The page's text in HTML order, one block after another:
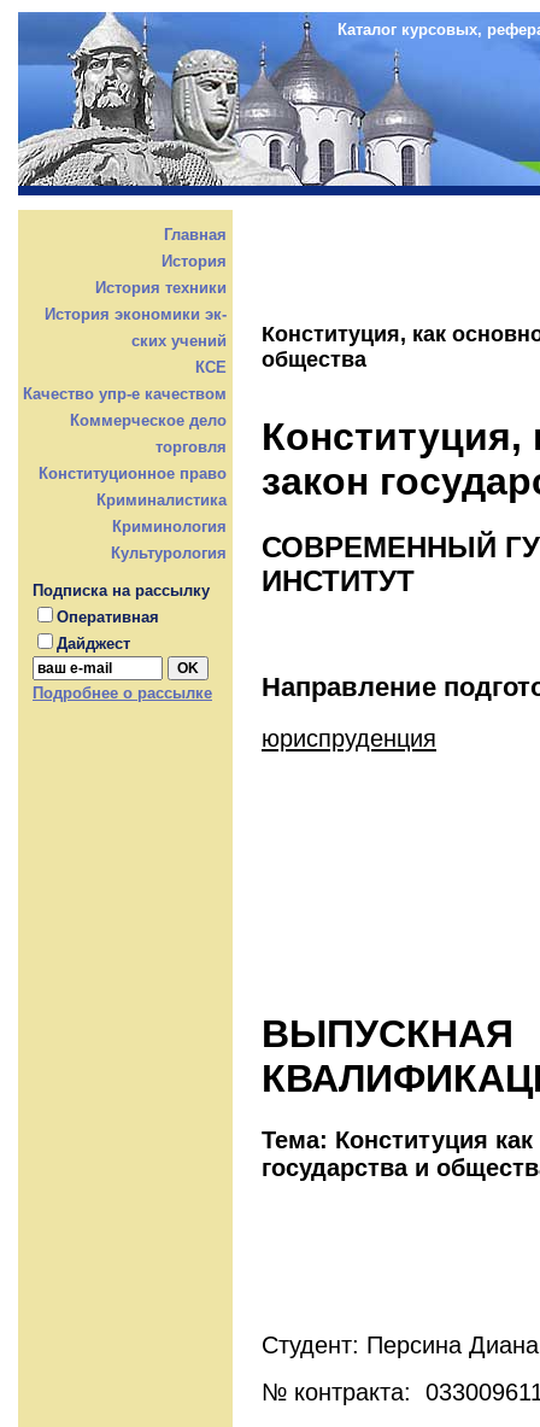
Каталог курсовых,
Главная
История
История техники
История экономики эк-
ских учений
КСЕ
Качество упр-е качеством
Коммерческое дело
торговля
Конституционное право
Криминалистика
Криминология
Культурология
Подписка на рассылку
Оперативная
Дайджест
Подробнее о рассылке
Конституция, как
общества
Конституция,
закон
СОВРЕМЕННЫЙ
ИНСТИТУТ
Направление
юриспруденция
ВЫПУСКНАЯ
Тема: Конституция
государства и
Студент: Персина
№ контракта: